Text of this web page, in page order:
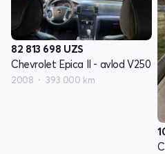
82 813 698 UZS
Chevrolet Epica II - avlod V250
2008 393 000 km